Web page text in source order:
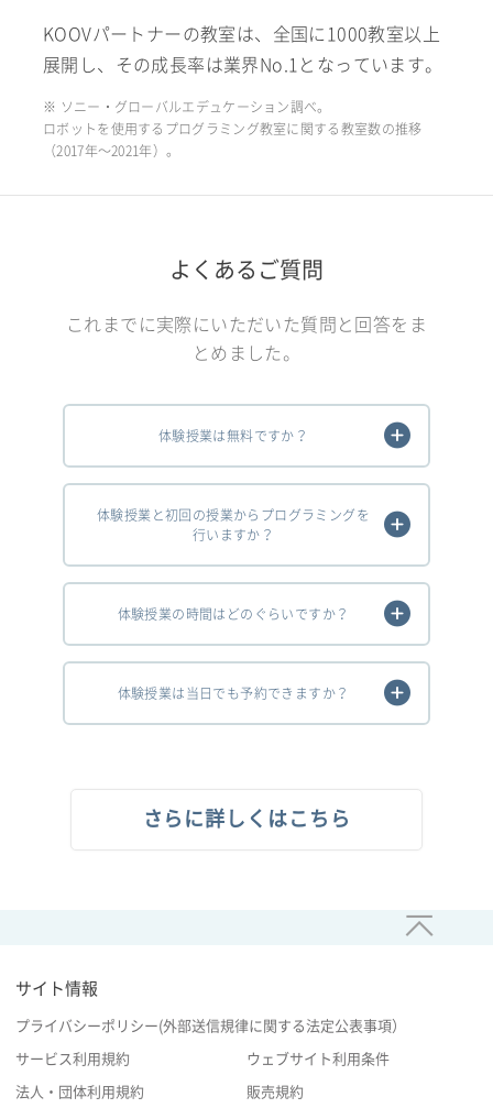
KOOVパートナーの教室は、全国に1000教室以上
展開し、その成長率は業界No.1となっています。
※ ソニー・グローバルエデュケーション調べ。
ロボットを使用するプログラミング教室に関する教室数の推移
（2017年〜2021年）。
よくあるご質問
これまでに実際にいただいた質問と回答をま
とめました。
体験授業は無料ですか？
体験授業と初回の授業からプログラミングを
行いますか？
体験授業の時間はどのぐらいですか？
体験授業は当日でも予約できますか？
さらに詳しくはこちら
サイト情報
プライバシーポリシー(外部送信規律に関する法定公表事項）
サービス利用規約 ウェブサイト利用条件
法人・団体利用規約 販売規約